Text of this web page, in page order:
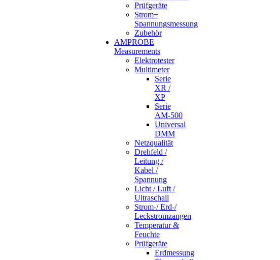
Prüfgeräte
Strom+
Spannungsmessung
Zubehör
AMPROBE
Measurements
Elektrotester
Multimeter
Serie
XR /
XP
Serie
AM-500
Universal
DMM
Netzqualität
Drehfeld /
Leitung /
Kabel /
Spannung
Licht / Luft /
Ultraschall
Strom-/ Erd-/
Leckstromzangen
Temperatur &
Feuchte
Prüfgeräte
Erdmessung